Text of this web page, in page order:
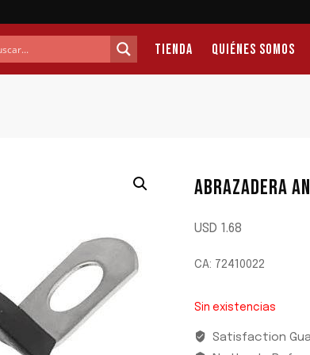
Tienda Quiénes Somos
ABRAZADERA
USD 1.68
CA: 72410022
Sin existencias
Satisfaction